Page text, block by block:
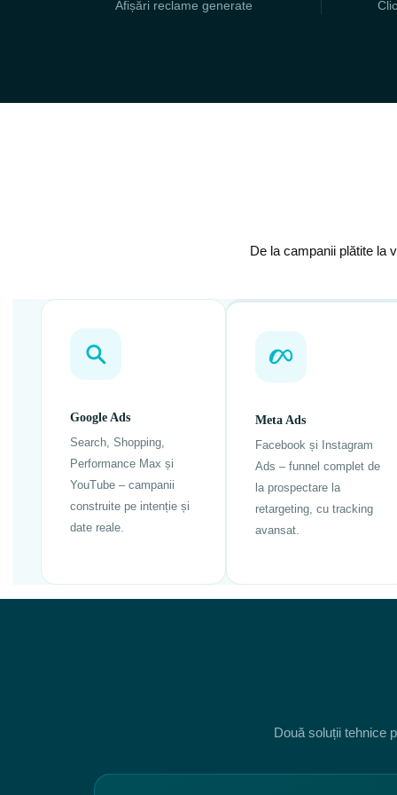
Afișări reclame generate
De la campanii plătite la
Google Ads
Search, Shopping,
Performance Max și
YouTube – campanii
construite pe intenție și
date reale.
Meta Ads
Facebook și Instagram
Ads – funnel complet de
la prospectare la
retargeting, cu tracking
avansat.
Două soluții tehnice